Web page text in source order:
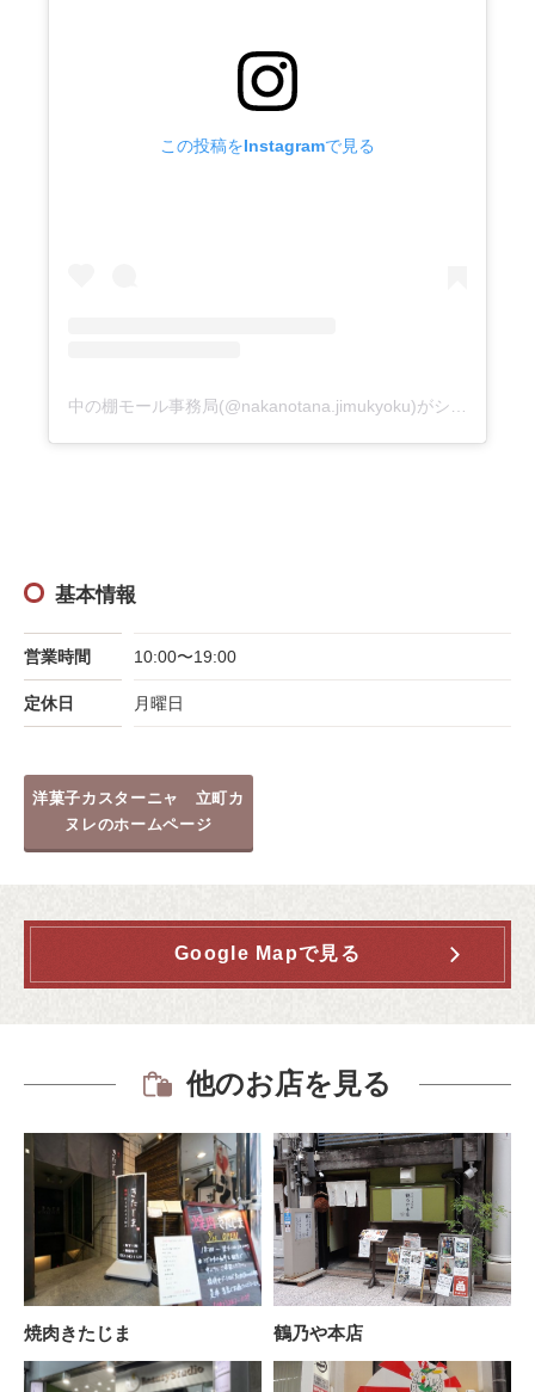
この投稿をInstagramで見る
基本情報
営業時間 10:00〜19:00
定休日 月曜日
洋菓子カスターニャ 立町カ
ヌレのホームページ
Google Mapで見る
他のお店を見る
焼肉きたじま 鶴乃や本店